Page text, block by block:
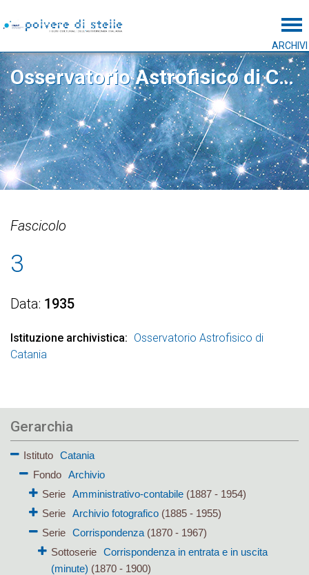
ARCHIVI
Osservatorio Astrofisico di Catania
Fascicolo
3
Data 1935
Istituzione archivistica
Osservatorio Astrofisico di
Catania
Gerarchia
Istituto
Catania
Fondo
Archivio
Serie Amministrativo-contabile(1887 - 1954)
Serie Archivio fotografico(1885 - 1955)
Serie Corrispondenza(1870 - 1967)
Sottoserie
Corrispondenza in entrata e in uscita
(minute) (1870 - 1900)